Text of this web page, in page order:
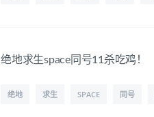
绝地求生space同号11杀吃鸡！
绝地 求生 SPACE 同号